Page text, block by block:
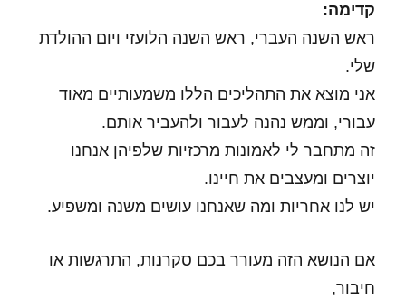
קדימה:
ראש השנה העברי, ראש השנה הלועזי ויום ההולדת
שלי.
אני מוצא את התהליכים הללו משמעותיים מאוד
עבורי, וממש נהנה לעבור ולהעביר אותם.
זה מתחבר לי לאמונות מרכזיות שלפיהן אנחנו
יוצרים ומעצבים את חיינו.
יש לנו אחריות ומה שאנחנו עושים משנה ומשפיע.
אם הנושא הזה מעורר בכם סקרנות, התרגשות או
חיבור,